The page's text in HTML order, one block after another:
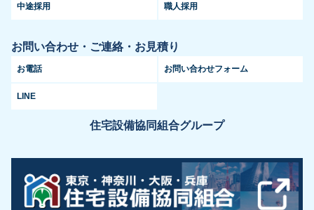
中途採用 職人採用
お問い合わせ・ご連絡・お見積り
お電話 お問い合わせフォーム
LINE
住宅設備協同組合グループ